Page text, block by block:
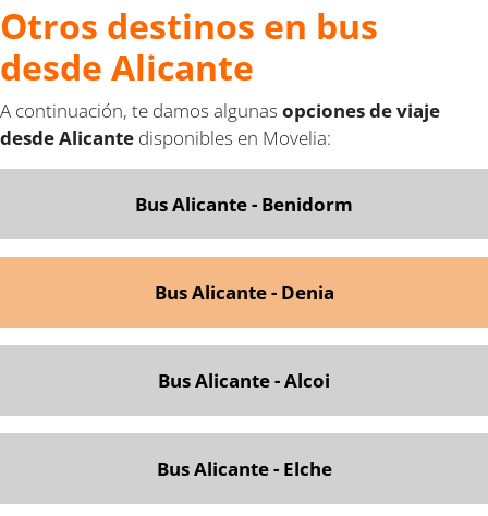
Otros destinos en bus
desde Alicante
A continuación, te damos algunas opciones de viaje
desde Alicante disponibles en Movelia:
Bus Alicante - Benidorm
Bus Alicante - Denia
Bus Alicante - Alcoi
Bus Alicante - Elche